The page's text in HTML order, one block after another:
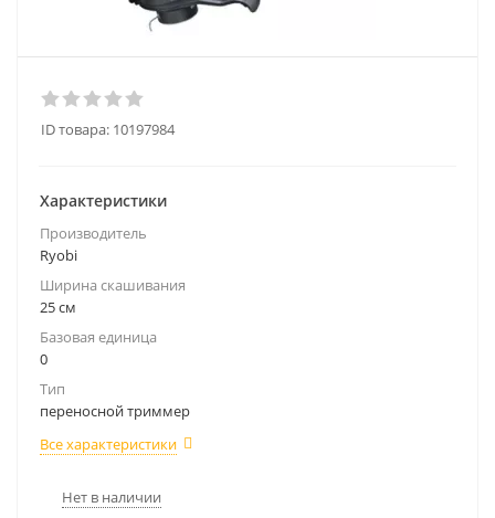
ID товара: 10197984
Характеристики
Производитель
Ryobi
Ширина скашивания
25 см
Базовая единица
0
Тип
переносной триммер
Все характеристики
Нет в наличии